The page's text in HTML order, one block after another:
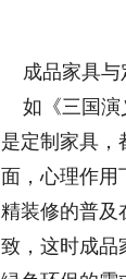
成品家具与
如《三国演
是定制家具
面，心理作用
精装修的普及
致，这时成品